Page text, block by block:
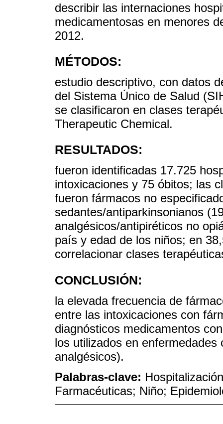
describir las internaciones
medicamentosas en menores
2012.
MÉTODOS:
estudio descriptivo, con datos
del Sistema Único de Salud
se clasificaron en clases
Therapeutic Chemical.
RESULTADOS:
fueron identificadas 17.725
intoxicaciones y 75 óbitos; las
fueron fármacos no
sedantes/antiparkinsonianos
analgésicos/antipiréticos no
país y edad de los niños; en
correlacionar clases
CONCLUSIÓN:
la elevada frecuencia de
entre las intoxicaciones con
diagnósticos medicamentos
los utilizados en
analgésicos).
Palabras-clave:
Farmacéuticas; Niño;